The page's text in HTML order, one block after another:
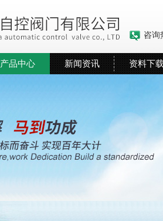
咨询
产品中心 新闻资讯 资料下